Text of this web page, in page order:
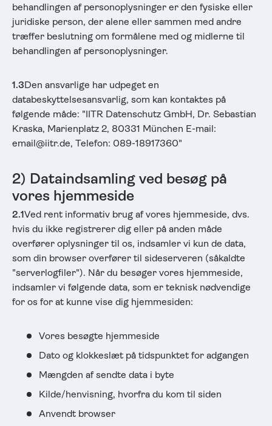
behandlingen af personoplysninger er den fysiske eller
juridiske person, der alene eller sammen med andre
træffer beslutning om formålene med og midlerne til
behandlingen af personoplysninger.
1.3Den ansvarlige har udpeget en
databeskyttelsesansvarlig, som kan kontaktes på
følgende måde: "IITR Datenschutz GmbH, Dr. Sebastian
Kraska, Marienplatz 2, 80331 München E-mail:
email@iitr.de, Telefon: 089-18917360"
2) Dataindsamling ved besøg på
vores hjemmeside
2.1Ved rent informativ brug af vores hjemmeside, dvs.
hvis du ikke registrerer dig eller på anden måde
overfører oplysninger til os, indsamler vi kun de data,
som din browser overfører til sideserveren (såkaldte
"serverlogfiler"). Når du besøger vores hjemmeside,
indsamler vi følgende data, som er teknisk nødvendige
for os for at kunne vise dig hjemmesiden:
Vores besøgte hjemmeside
Dato og klokkeslæt på tidspunktet for adgangen
Mængden af sendte data i byte
Kilde/henvisning, hvorfra du kom til siden
Anvendt browser